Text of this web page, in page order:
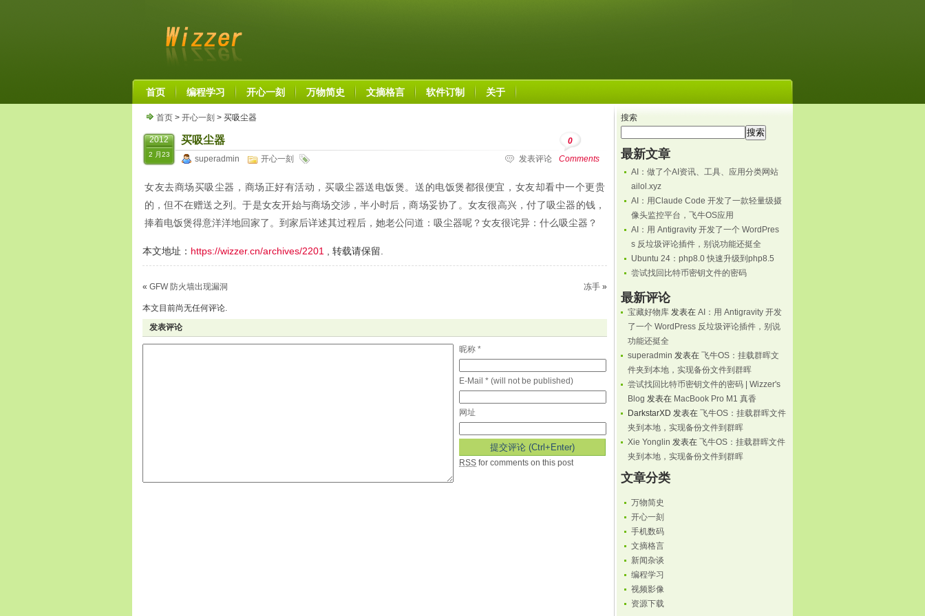
首页 编程学习 开心一刻 万物简史 文摘格言 软件订制 关于
首页 > 开心一刻 > 买吸尘器
2012
2 月23
买吸尘器
superadmin 开心一刻
0
Comments
发表评论
女友去商场买吸尘器，商场正好有活动，买吸尘器送电饭煲。送的电饭煲都很便宜，女友却看中一个更贵
的，但不在赠送之列。于是女友开始与商场交涉，半小时后，商场妥协了。女友很高兴，付了吸尘器的钱，
捧着电饭煲得意洋洋地回家了。到家后详述其过程后，她老公问道：吸尘器呢？女友很诧异：什么吸尘器？
本文地址： https://wizzer.cn/archives/2201 , 转载请保留.
« GFW 防火墙出现漏洞 冻手 »
本文目前尚无任何评论.
发表评论
昵称 *
E-Mail * (will not be published)
网址
RSS for comments on this post
搜索
搜索
最新文章
AI：做了个AI资讯、工具、应用分类网站
ailol.xyz
AI：用Claude Code 开发了一款轻量级摄
像头监控平台，飞牛OS应用
AI：用 Antigravity 开发了一个 WordPres
s 反垃圾评论插件，别说功能还挺全
Ubuntu 24：php8.0 快速升级到php8.5
尝试找回比特币密钥文件的密码
最新评论
宝藏好物库 发表在 AI：用 Antigravity 开发
了一个 WordPress 反垃圾评论插件，别说
功能还挺全
superadmin 发表在 飞牛OS：挂载群晖文
件夹到本地，实现备份文件到群晖
尝试找回比特币密钥文件的密码 | Wizzer's
Blog 发表在 MacBook Pro M1 真香
DarkstarXD 发表在 飞牛OS：挂载群晖文件
夹到本地，实现备份文件到群晖
Xie Yonglin 发表在 飞牛OS：挂载群晖文件
夹到本地，实现备份文件到群晖
文章分类
万物简史
开心一刻
手机数码
文摘格言
新闻杂谈
编程学习
视频影像
资源下载